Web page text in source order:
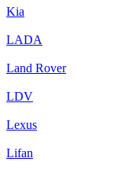
Kia
LADA
Land Rover
LDV
Lexus
Lifan